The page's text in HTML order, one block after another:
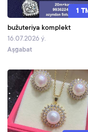
1
bužuteriya komplekt
16.07.2026 ý.
Aşgabat